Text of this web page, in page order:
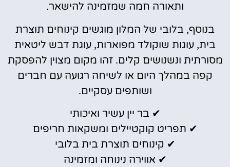
ותאורה חמה שמזמינה להישאר.
בנוסף, בלובי של המלון מוגשים קינוחים תוצרת
בית, עוגות שוקולד מפוארות, עוגת דבש ליטאית
מסורתית ונשנושים קלים. זהו מקום מצוין להפסקת
קפה במהלך היום או לשיחה רגועה עם חברים
ושותפים עסקיים.
✔ בר יין עשיר ואיכותי
✔ תפריט קוקטיילים ומשקאות חריפים
✔ קינוחים תוצרת בית בלובי
✔ אווירה נינוחה ומזמינה